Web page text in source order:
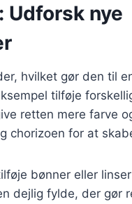
Udforsk nye
hvilket gør den til
tilføje
retten mere farve
chorizoen for at
bønner eller
dejlig fylde, der gør